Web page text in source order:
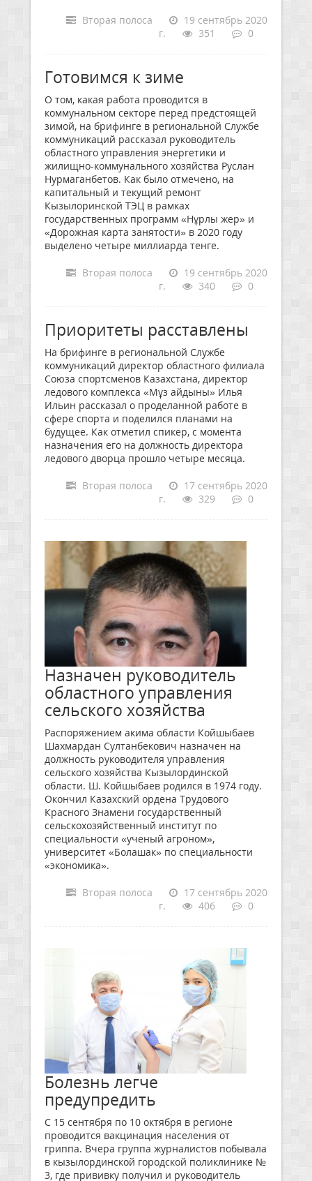
Вторая полоса
19 сентябрь 2020
г.
351 0
Готовимся к зиме
О том, какая работа проводится в
коммунальном секторе перед предстоящей
зимой, на брифинге в региональной Службе
коммуникаций рассказал руководитель
областного управления энергетики и
жилищно-коммунального хозяйства Руслан
Нурмаганбетов. Как было отмечено, на
капитальный и текущий ремонт
Кызылоринской ТЭЦ в рамках
государственных программ «Нұрлы жер» и
«Дорожная карта занятости» в 2020 году
выделено четыре миллиарда тенге.
Вторая полоса
19 сентябрь 2020
г.
340 0
Приоритеты расставлены
На брифинге в региональной Службе
коммуникаций директор областного филиала
Союза спортсменов Казахстана, директор
ледового комплекса «Мұз айдыны» Илья
Ильин рассказал о проделанной работе в
сфере спорта и поделился планами на
будущее. Как отметил спикер, с момента
назначения его на должность директора
ледового дворца прошло четыре месяца.
Вторая полоса
17 сентябрь 2020
г.
329 0
Назначен руководитель
областного управления
сельского хозяйства
Распоряжением акима области Койшыбаев
Шахмардан Султанбекович назначен на
должность руководителя управления
сельского хозяйства Кызылординской
области. Ш. Койшыбаев родился в 1974 году.
Окончил Казахский ордена Трудового
Красного Знамени государственный
сельскохозяйственный институт по
специальности «ученый агроном»,
университет «Болашак» по специальности
«экономика».
Вторая полоса
17 сентябрь 2020
г.
406 0
Болезнь легче
предупредить
С 15 сентября по 10 октября в регионе
проводится вакцинация населения от
гриппа. Вчера группа журналистов побывала
в кызылординской городской поликлинике №
3, где прививку получил и руководитель